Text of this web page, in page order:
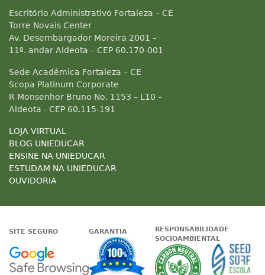
Escritório Administrativo Fortaleza – CE
Torre Novais Center
Av. Desembargador Moreira 2001 –
11º. andar Aldeota – CEP 60.170-001
Sede Acadêmica Fortaleza – CE
Scopa Platinum Corporate
R Monsenhor Bruno No. 1153 – L10 –
Aldeota - CEP 60.115-191
LOJA VIRTUAL
BLOG UNIEDUCAR
ENSINE NA UNIEDUCAR
ESTUDAM NA UNIEDUCAR
OUVIDORIA
SITE SEGURO
Google - Status do site no
GARANTIA
Garantia de
RESPONSABILIDADE
SOCIOAMBIENTAL
A